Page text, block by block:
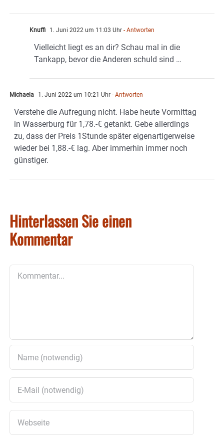
Knuffi 1. Juni 2022 um 11:03 Uhr - Antworten
Vielleicht liegt es an dir? Schau mal in die
Tankapp, bevor die Anderen schuld sind …
Michaela 1. Juni 2022 um 10:21 Uhr - Antworten
Verstehe die Aufregung nicht. Habe heute Vormittag
in Wasserburg für 1,78.-€ getankt. Gebe allerdings
zu, dass der Preis 1Stunde später eigenartigerweise
wieder bei 1,88.-€ lag. Aber immerhin immer noch
günstiger.
Hinterlassen Sie einen
Kommentar